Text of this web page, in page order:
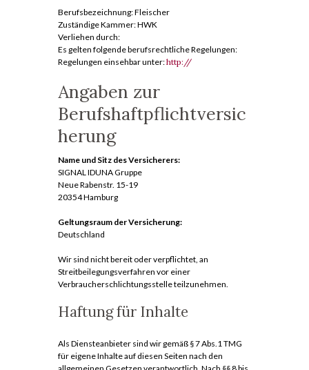
Berufsbezeichnung: Fleischer
Zuständige Kammer: HWK
Verliehen durch:
Es gelten folgende berufsrechtliche Regelungen:
Regelungen einsehbar unter:http://
Angaben zur
Berufshaftpflichtversic
herung
Name und Sitz des Versicherers:
SIGNAL IDUNA Gruppe
Neue Rabenstr. 15-19
20354 Hamburg
Geltungsraum der Versicherung:
Deutschland
Wir sind nicht bereit oder verpflichtet, an
Streitbeilegungsverfahren vor einer
Verbraucherschlichtungsstelle teilzunehmen.
Haftung für Inhalte
Als Diensteanbieter sind wir gemäß § 7 Abs.1 TMG
für eigene Inhalte auf diesen Seiten nach den